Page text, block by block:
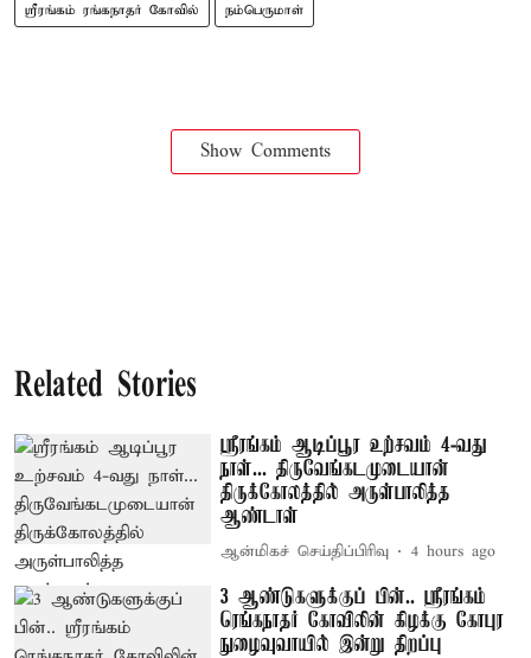
ஸ்ரீரங்கம் ரங்கநாதர் கோவில் நம்பெருமாள்
Show Comments
Related Stories
ஸ்ரீரங்கம் ஆடிப்பூர உற்சவம் 4-வது
நாள்... திருவேங்கடமுடையான்
திருக்கோலத்தில் அருள்பாலித்த
ஆண்டாள்
ஆன்மிகச் செய்திப்பிரிவு 4 hours ago
3 ஆண்டுகளுக்குப் பின்.. ஸ்ரீரங்கம்
ரெங்கநாதர் கோவிலின் கிழக்கு கோபுர
நுழைவுவாயில் இன்று திறப்பு